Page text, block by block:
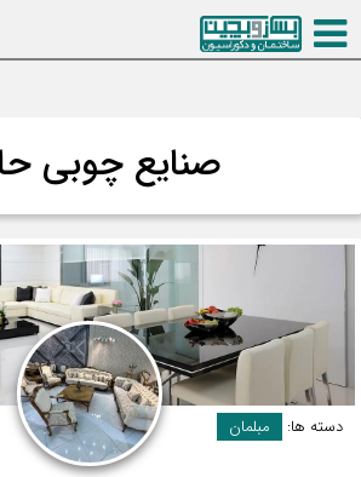
صنایع چوبی
دسته ها: مبلمان